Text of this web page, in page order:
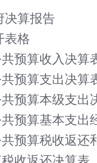
决算报告
表格
预算收入决算
预算支出决算
预算本级支出
预算基本支出
预算税收返还